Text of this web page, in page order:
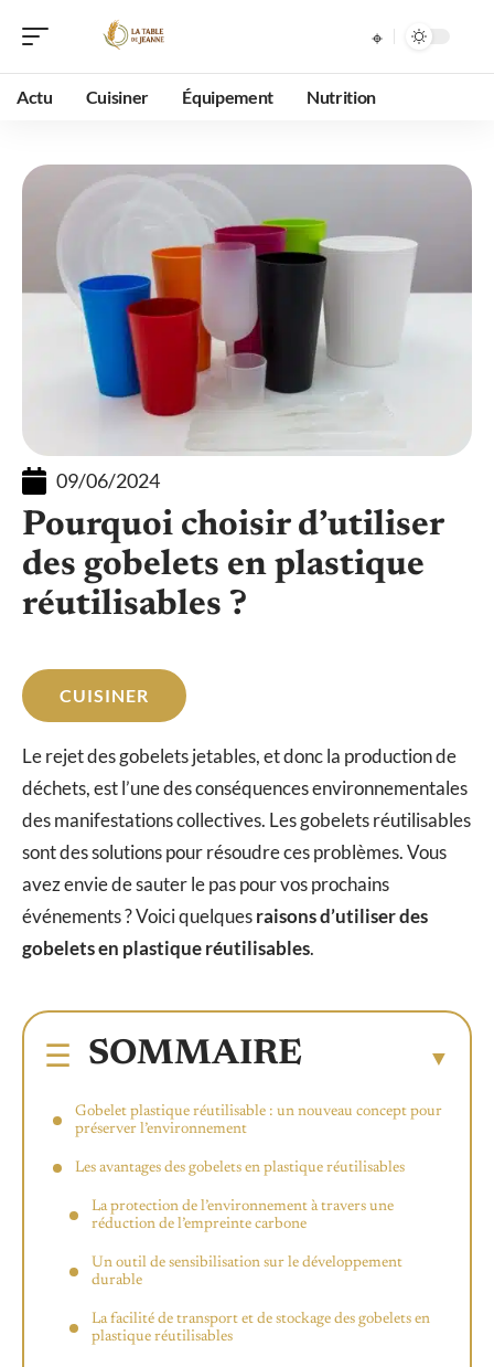
Actu Cuisiner Équipement Nutrition
09/06/2024
Pourquoi choisir d’utiliser
des gobelets en plastique
réutilisables ?
CUISINER
Le rejet des gobelets jetables, et donc la production de
déchets, est l’une des conséquences environnementales
des manifestations collectives. Les gobelets réutilisables
sont des solutions pour résoudre ces problèmes. Vous
avez envie de sauter le pas pour vos prochains
événements ? Voici quelquesraisons d’utiliser des
gobelets en plastique réutilisables.
SOMMAIRE
Gobelet plastique réutilisable : un nouveau concept pour
préserver l’environnement
Les avantages des gobelets en plastique réutilisables
La protection de l’environnement à travers une
réduction de l’empreinte carbone
Un outil de sensibilisation sur le développement
durable
La facilité de transport et de stockage des gobelets en
plastique réutilisables